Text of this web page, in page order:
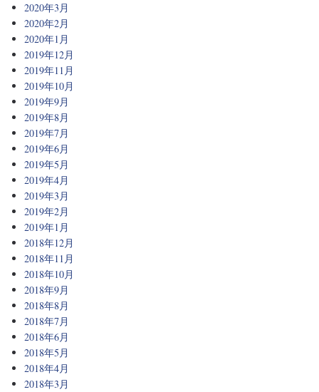
2020年3月
2020年2月
2020年1月
2019年12月
2019年11月
2019年10月
2019年9月
2019年8月
2019年7月
2019年6月
2019年5月
2019年4月
2019年3月
2019年2月
2019年1月
2018年12月
2018年11月
2018年10月
2018年9月
2018年8月
2018年7月
2018年6月
2018年5月
2018年4月
2018年3月